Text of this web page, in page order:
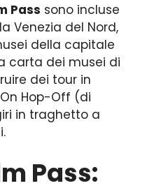
Pass sono incluse
Venezia del Nord,
della capitale
carta dei musei di
dei tour in
Hop-Off (di
in traghetto a
Pass: